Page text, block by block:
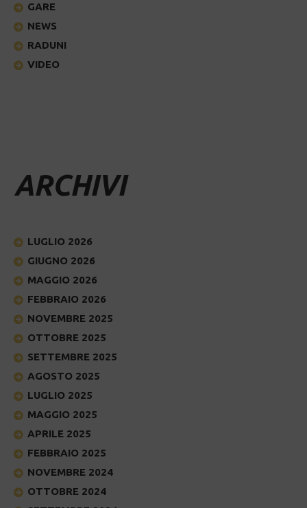
GARE
NEWS
RADUNI
VIDEO
ARCHIVI
LUGLIO 2026
GIUGNO 2026
MAGGIO 2026
FEBBRAIO 2026
NOVEMBRE 2025
OTTOBRE 2025
SETTEMBRE 2025
AGOSTO 2025
LUGLIO 2025
MAGGIO 2025
APRILE 2025
FEBBRAIO 2025
NOVEMBRE 2024
OTTOBRE 2024